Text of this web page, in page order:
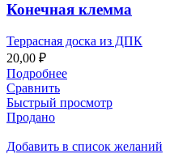
Конечная клемма
Террасная доска из ДПК
20,00 ₽
Подробнее
Сравнить
Быстрый просмотр
Продано
Добавить в список желаний